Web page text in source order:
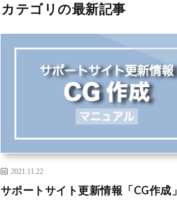
カテゴリの最新記事
2021.11.22
サポートサイト更新情報「CG作成」